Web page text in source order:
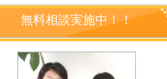
無料相談実施中！！